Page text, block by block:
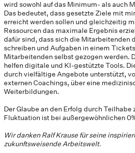
wird sowohl auf das Minimum- als auch
Das bedeutet, dass gesetzte Ziele mit
erreicht werden sollen und gleichzeitig
Ressourcen das maximale Ergebnis
dafür sind, dass sich die Mitarbeitenden
schreiben und Aufgaben in einem
Mitarbeitenden selbst gezogen werden.
helfen digitale und KI-gestützte Tools.
durch vielfältige Angebote unterstützt,
externen Coachings, über eine
Weiterbildungen.
Der Glaube an den Erfolg durch Teilhabe
Fluktuation ist bei außergewöhnlichen
Wir danken Ralf Krause für seine
zukunftsweisende Arbeitswelt.